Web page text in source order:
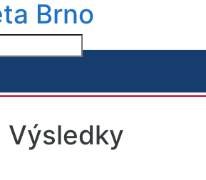
Brno
Výsledky